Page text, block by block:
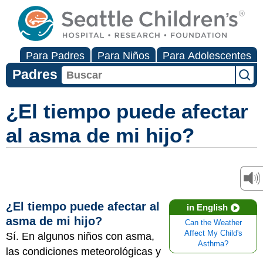
Para Padres Para Niños Para Adolescentes
Padres
¿El tiempo puede afectar
al asma de mi hijo?
in English
Can the Weather
Affect My Child's
Asthma?
¿El tiempo puede afectar al
asma de mi hijo?
Sí. En algunos niños con asma,
las condiciones meteorológicas y